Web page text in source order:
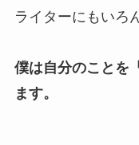
ライターにもいろ
僕は自分のことを
ます。